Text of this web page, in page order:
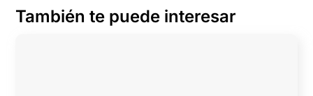
También te puede interesar